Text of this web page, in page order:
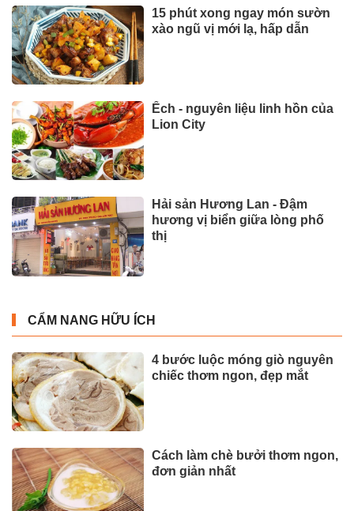
15 phút xong ngay món sườn
xào ngũ vị mới lạ, hấp dẫn
Ếch - nguyên liệu linh hồn của
Lion City
Hải sản Hương Lan - Đậm
hương vị biển giữa lòng phố
thị
CẨM NANG HỮU ÍCH
4 bước luộc móng giò nguyên
chiếc thơm ngon, đẹp mắt
Cách làm chè bưởi thơm ngon,
đơn giản nhất